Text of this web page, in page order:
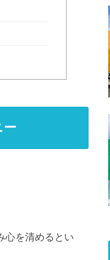
ー
心を清めるとい